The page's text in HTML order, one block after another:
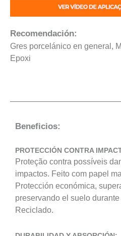
Recomendación:
Gres porcelánico en general,
Epoxi
Beneficios:
PROTECCIÓN CONTRA
Proteção contra possíveis
impactos. Feito com papel
Protección económica,
preservando el suelo
Reciclado.